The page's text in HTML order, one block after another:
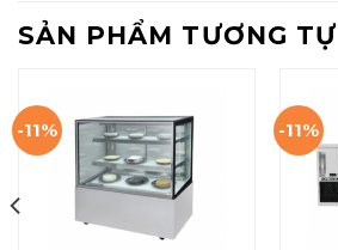
SẢN PHẨM TƯƠNG TỰ
-11% -11%